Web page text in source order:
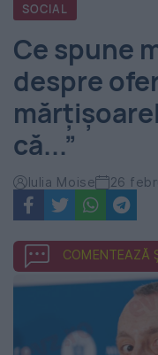
România
-
Evenimentul
Zilei
SOCIAL
Ce spune
despre
că...”
Iulia Moise 26
COMENTEAZĂ